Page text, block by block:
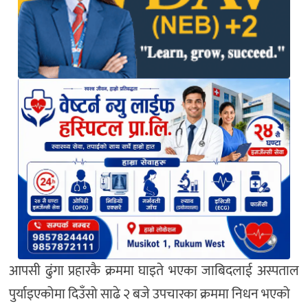
आपसी ढुंगा प्रहारकै क्रममा घाइते भएका जाबिदलाई अस्पताल
पुर्याइएकोमा दिउँसो साढे २ बजे उपचारका क्रममा निधन भएको